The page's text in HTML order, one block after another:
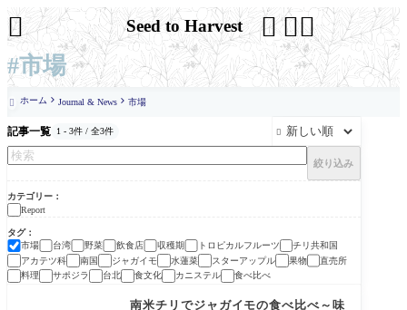
#市場
Seed to Harvest 

 ホーム Journal & News 市場
記事一覧 1 - 3件 / 全3件 
絞り込み
カテゴリー
Report
タグ
市場
台湾 野菜 飲食店 収穫期 トロピカルフルーツ
チリ共和国
アカテツ科
南国 ジャガイモ 水蓮菜 スターアップル 果物
直売所
料理
サポジラ 台北 食文化 カニステル 食べ比べ
Report
南米チリでジャガイモの食べ比べ～味